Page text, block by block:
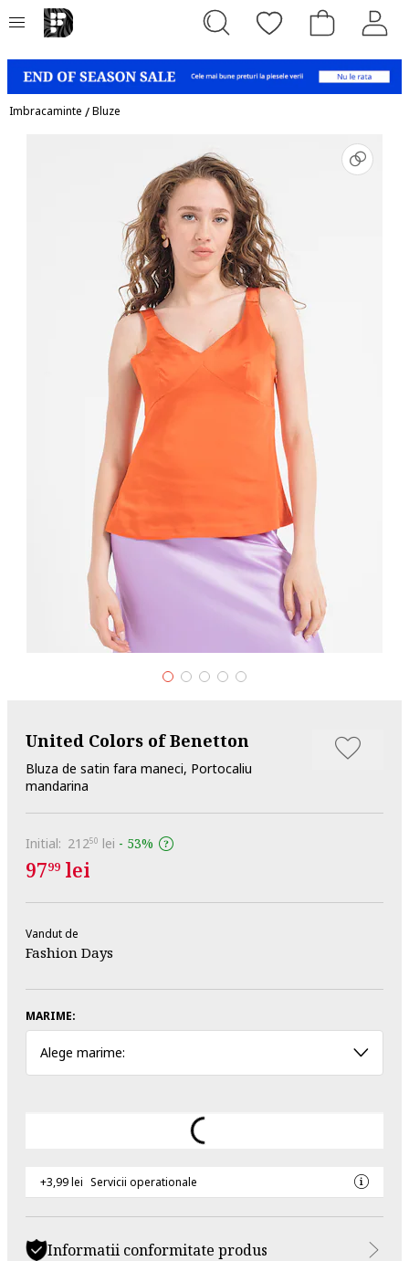
Imbracaminte /Bluze
United Colors of Benetton
Bluza de satin fara maneci, Portocaliu
mandarina
Initial: 21250 lei - 53%
9799 lei
Vandut de
Fashion Days
MARIME:
Alege marime:
+3,99 lei Servicii operationale
Informatii conformitate produs